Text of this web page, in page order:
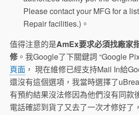
Please contact your MFG for a
Repair facilities.)。
值得注意的是AmEx要求必須找廠家
修。我Google了下關鍵詞 “Google
頁面 ， 現在維修已經支持Mail In給
還沒有這個選項，我當時選擇了
有預約結果沒法修因為他們沒有同
電話確認到貨了又去了一次才修好了